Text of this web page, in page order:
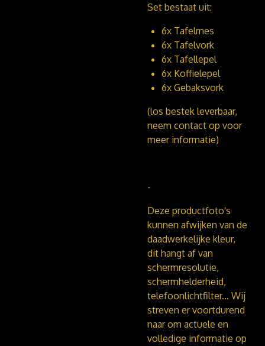
Set bestaat uit:
6x Tafelmes
6x Tafelvork
6x Tafellepel
6x Koffielepel
6x Gebaksvork
(los bestek leverbaar,
neem contact op voor
meer informatie)
-
Deze productfoto's
kunnen afwijken van de
daadwerkelijke kleur,
dit hangt af van
schermresolutie,
schermhelderheid,
telefoonlichtfilter... Wij
streven er voortdurend
naar om actuele en
volledige informatie op